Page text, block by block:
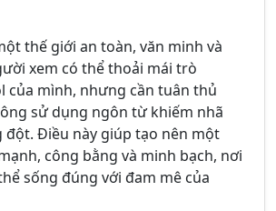
thế giới an toàn, văn minh và
xem có thể thoải mái trò
của mình, nhưng cần tuân thủ
sử dụng ngôn từ khiếm nhã
đột. Điều này giúp tạo nên một
công bằng và minh bạch, nơi
sống đúng với đam mê của